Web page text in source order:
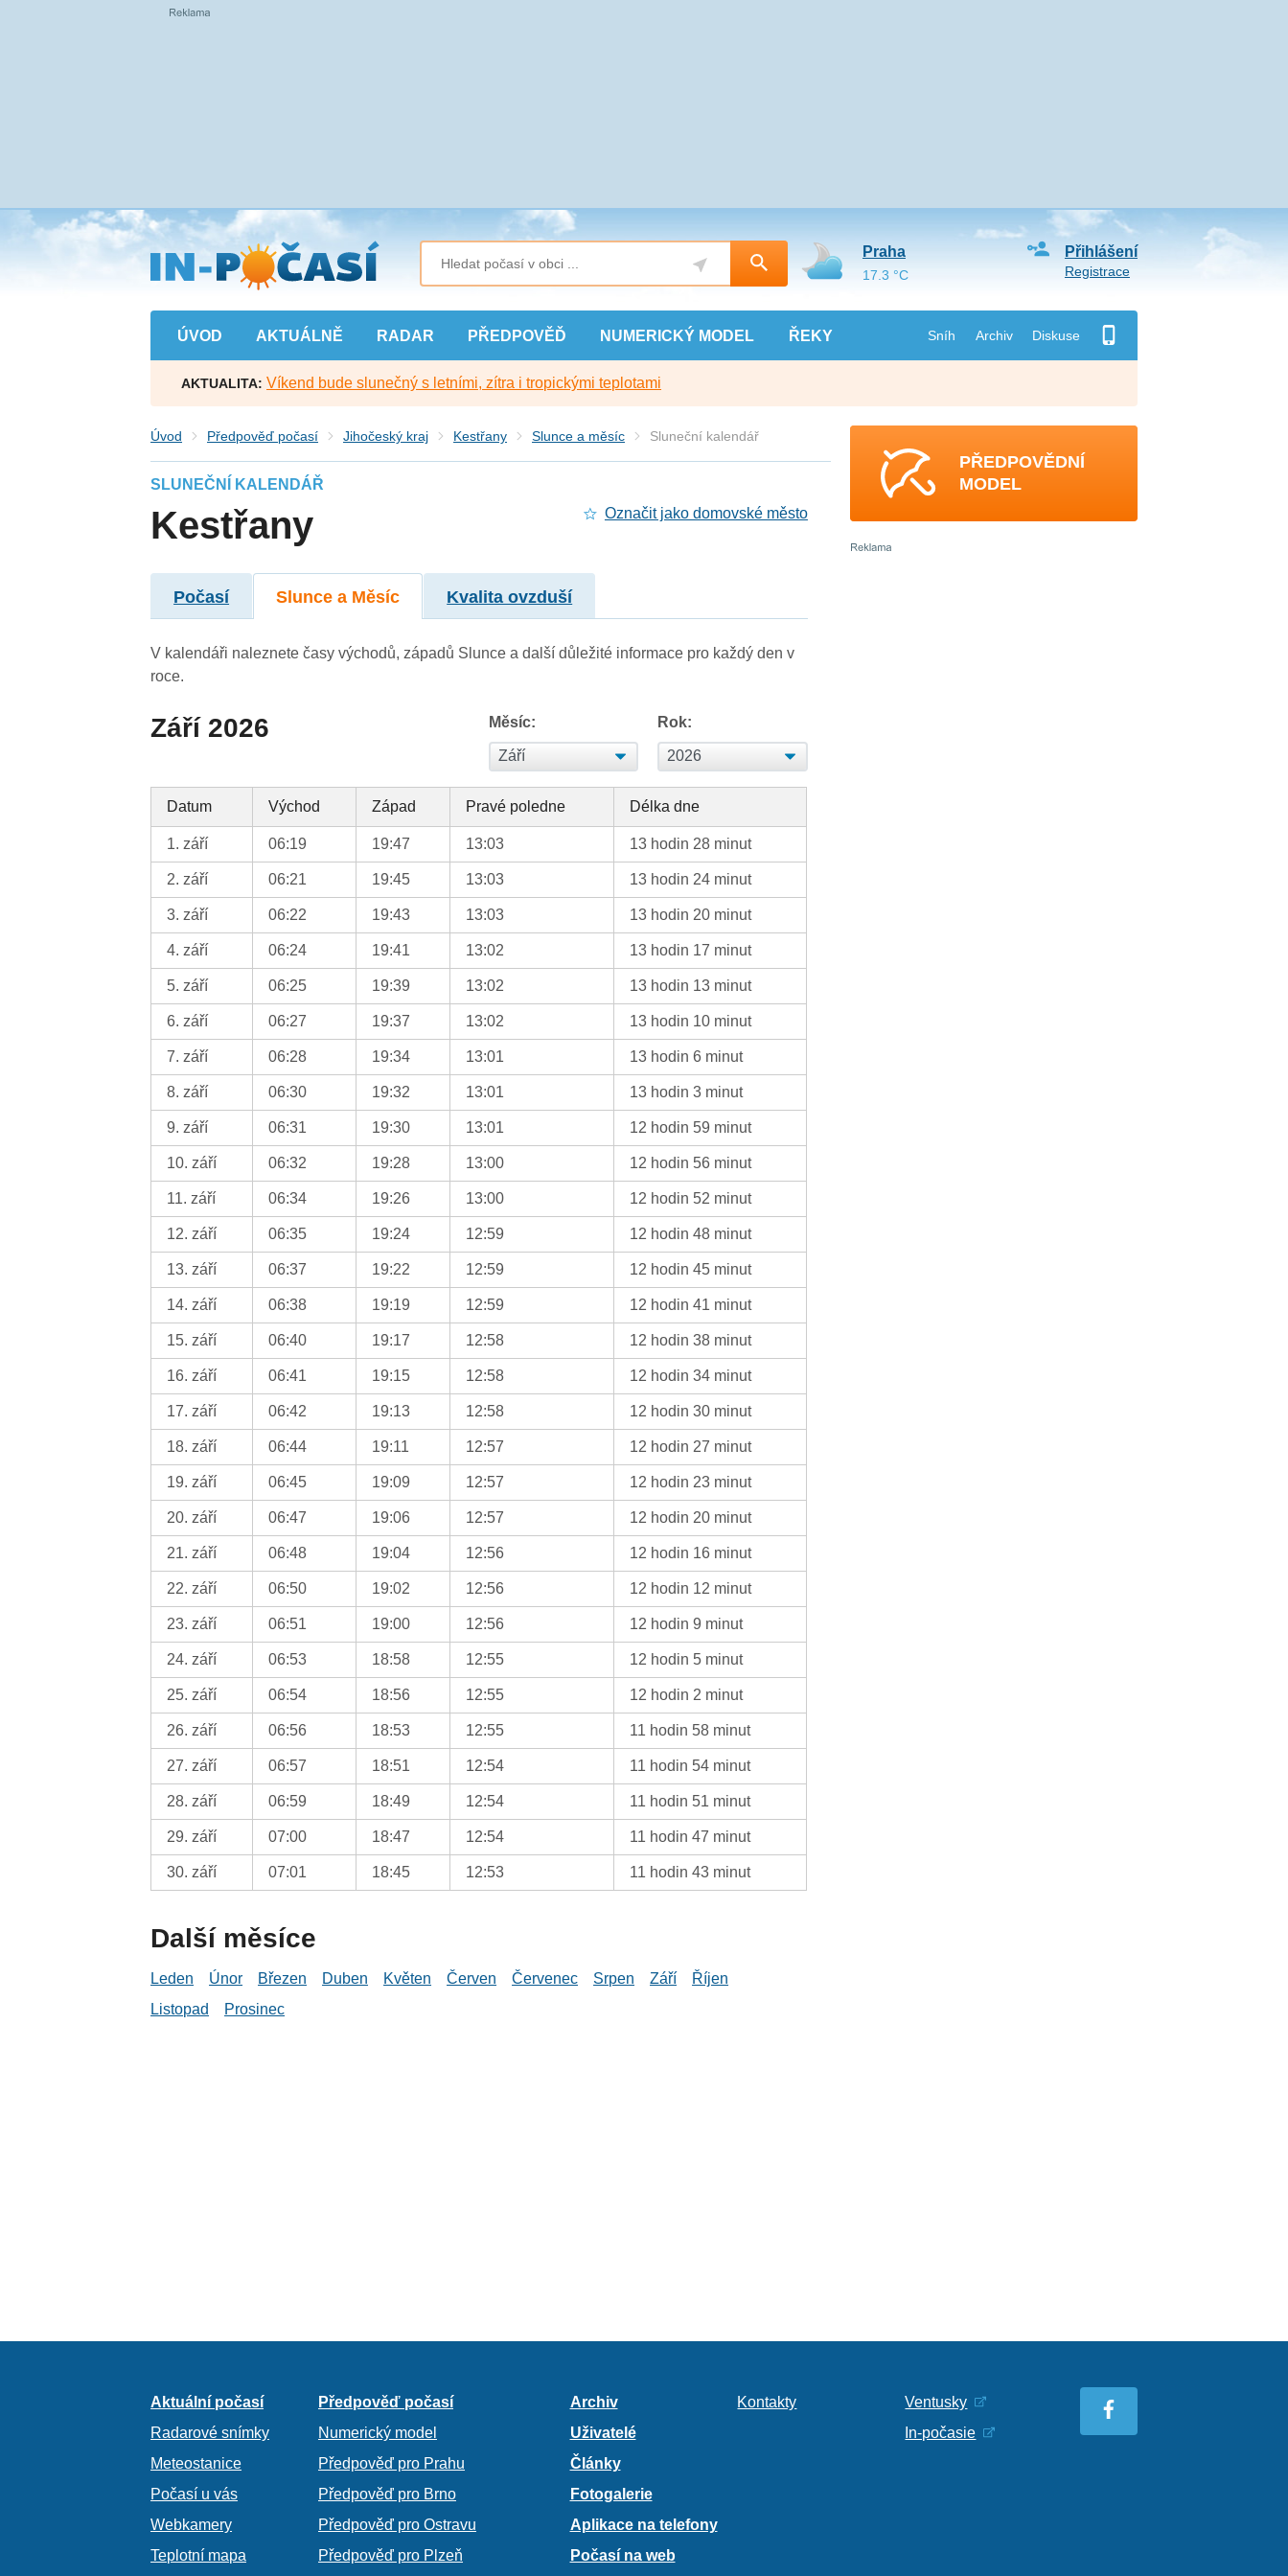
Přejít
na
hlavní
obsah
ÚVOD AKTUÁLNĚ RADAR PŘEDPOVĚĎ NUMERICKÝ MODEL ŘEKY Sníh Archiv Diskuse
Přihlášení
Registrace
Praha
17.3 °C
AKTUALITA: Víkend bude slunečný s letními, zítra i tropickými teplotami
Úvod Předpověď počasí Jihočeský kraj Kestřany Slunce a měsíc Sluneční kalendář
SLUNEČNÍ KALENDÁŘ
Kestřany Označit jako domovské město
Počasí Slunce a Měsíc Kvalita ovzduší
V kalendáři naleznete časy východů, západů Slunce a další důležité informace pro každý den v
roce.
Září 2026 Měsíc: Rok:
Datum Východ Západ Pravé poledne Délka dne
1. září 06:19 19:47 13:03 13 hodin 28 minut
2. září 06:21 19:45 13:03 13 hodin 24 minut
3. září 06:22 19:43 13:03 13 hodin 20 minut
4. září 06:24 19:41 13:02 13 hodin 17 minut
5. září 06:25 19:39 13:02 13 hodin 13 minut
6. září 06:27 19:37 13:02 13 hodin 10 minut
7. září 06:28 19:34 13:01 13 hodin 6 minut
8. září 06:30 19:32 13:01 13 hodin 3 minut
9. září 06:31 19:30 13:01 12 hodin 59 minut
10. září 06:32 19:28 13:00 12 hodin 56 minut
11. září 06:34 19:26 13:00 12 hodin 52 minut
12. září 06:35 19:24 12:59 12 hodin 48 minut
13. září 06:37 19:22 12:59 12 hodin 45 minut
14. září 06:38 19:19 12:59 12 hodin 41 minut
15. září 06:40 19:17 12:58 12 hodin 38 minut
16. září 06:41 19:15 12:58 12 hodin 34 minut
17. září 06:42 19:13 12:58 12 hodin 30 minut
18. září 06:44 19:11 12:57 12 hodin 27 minut
19. září 06:45 19:09 12:57 12 hodin 23 minut
20. září 06:47 19:06 12:57 12 hodin 20 minut
21. září 06:48 19:04 12:56 12 hodin 16 minut
22. září 06:50 19:02 12:56 12 hodin 12 minut
23. září 06:51 19:00 12:56 12 hodin 9 minut
24. září 06:53 18:58 12:55 12 hodin 5 minut
25. září 06:54 18:56 12:55 12 hodin 2 minut
26. září 06:56 18:53 12:55 11 hodin 58 minut
27. září 06:57 18:51 12:54 11 hodin 54 minut
28. září 06:59 18:49 12:54 11 hodin 51 minut
29. září 07:00 18:47 12:54 11 hodin 47 minut
30. září 07:01 18:45 12:53 11 hodin 43 minut
Další měsíce
Leden Únor Březen Duben Květen Červen Červenec Srpen Září
Říjen
Listopad
Prosinec
PŘEDPOVĚDNÍ
MODEL
Aktuální počasí
Radarové snímky
Meteostanice
Počasí u vás
Webkamery
Teplotní mapa
Předpověď počasí
Numerický model
Předpověď pro Prahu
Předpověď pro Brno
Předpověď pro Ostravu
Předpověď pro Plzeň
Archiv
Uživatelé
Články
Fotogalerie
Aplikace na telefony
Počasí na web
Kontakty
Ventusky
In-počasie